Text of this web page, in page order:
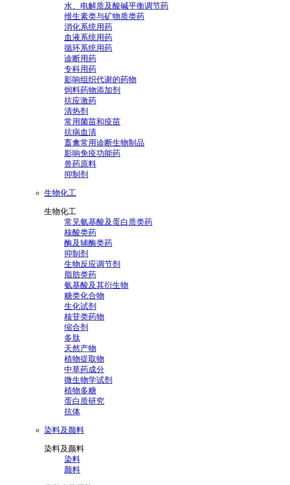
水、电解质及酸碱平衡调节药
维生素类与矿物质类药
消化系统用药
血液系统用药
循环系统用药
诊断用药
专科用药
影响组织代谢的药物
饲料药物添加剂
抗应激药
清热剂
常用菌苗和疫苗
抗病血清
畜禽常用诊断生物制品
影响免疫功能药
兽药原料
抑制剂
生物化工
生物化工
常见氨基酸及蛋白质类药
核酸类药
酶及辅酶类药
抑制剂
生物反应调节剂
脂肪类药
氨基酸及其衍生物
糖类化合物
生化试剂
核苷类药物
缩合剂
多肽
天然产物
植物提取物
中草药成分
微生物学试剂
植物多糖
蛋白质研究
抗体
染料及颜料
染料及颜料
染料
颜料